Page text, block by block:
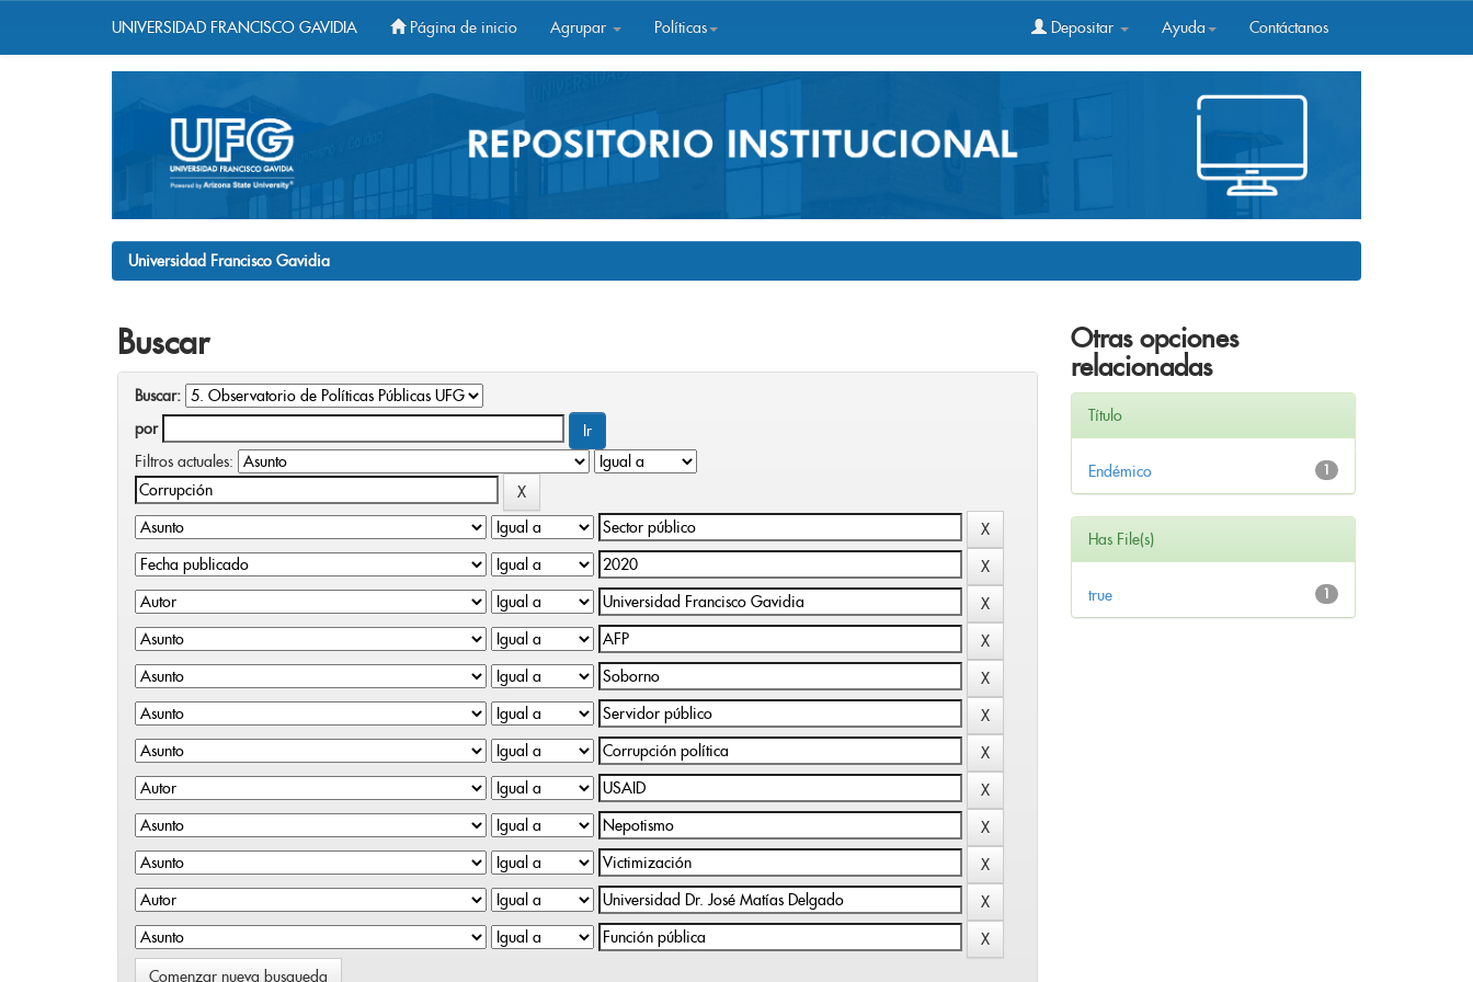
UNIVERSIDAD FRANCISCO GAVIDIA Página de inicio Agrupar Políticas Depositar Ayuda Contáctanos
Universidad Francisco Gavidia
Buscar
Buscar:
por
Filtros actuales:
Comenzar nueva busqueda
Otras opciones
relacionadas
Título
1
Endémico
Has File(s)
1
true